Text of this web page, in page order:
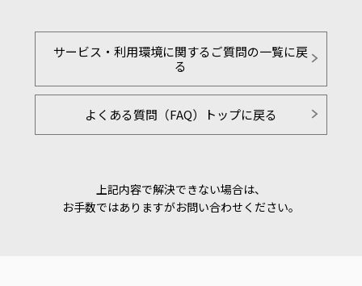
サービス・利用環境に関するご質問の一覧に戻
る
よくある質問（FAQ）トップに戻る
上記内容で解決できない場合は、
お手数ではありますがお問い合わせください。